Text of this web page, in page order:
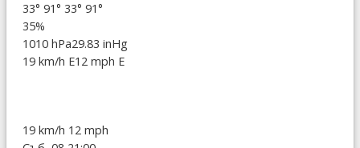
33° 91° 33° 91°
35%
1010 hPa29.83 inHg
19 km/h E12 mph E
19 km/h 12 mph